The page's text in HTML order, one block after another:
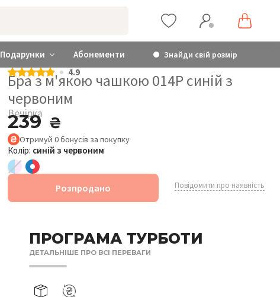
Подарунки Абонементи Знайди свій розмір
4.9
Бра з м'якою чашкою 014P синій з
червоним
Вечірка
239 ₴
Отримуй 0бонусів за покупку
Колір: синій з червоним
Розпродано Повідомити про наявність
ПРОГРАМА ТУРБОТИ
ДЕТАЛЬНІШЕ ПРО ВСІ ПЕРЕВАГИ